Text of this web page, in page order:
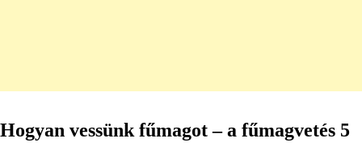
Hogyan vessünk fűmagot – a fűmagvetés 5